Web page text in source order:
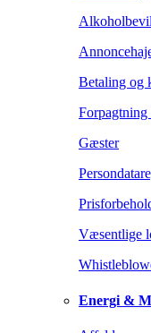
Betaling og
Forpagtning
Gæster
Væsentlige
Energi &